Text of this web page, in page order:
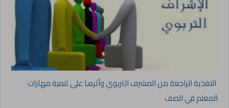
التغذية الراجعة من المشرف التربوي وأثرها على تنمية مهارات
المعلم في الصف